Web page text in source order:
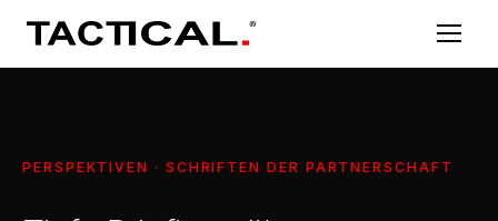
PERSPEKTIVEN · SCHRIFTEN DER PARTNERSCHAFT